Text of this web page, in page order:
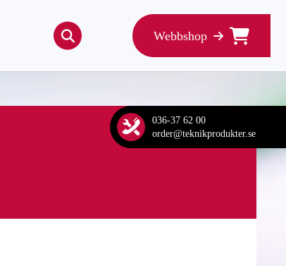
Webbshop
036-37 62 00
order@teknikprodukter.se